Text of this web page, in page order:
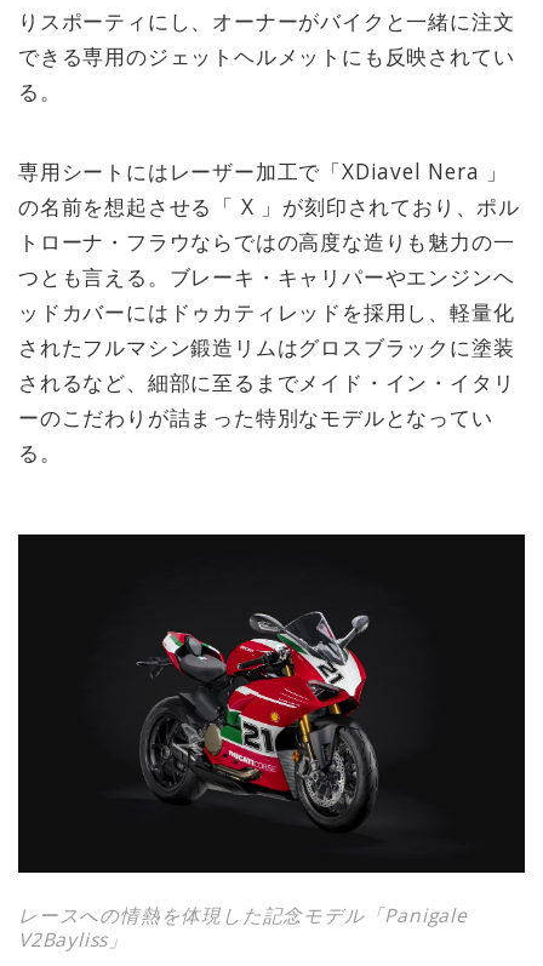
りスポーティにし、オーナーがバイクと一緒に注文
できる専用のジェットヘルメットにも反映されてい
る。
専用シートにはレーザー加工で「XDiavel Nera 」
の名前を想起させる「 X 」が刻印されており、ポル
トローナ・フラウならではの高度な造りも魅力の一
つとも言える。ブレーキ・キャリパーやエンジンヘ
ッドカバーにはドゥカティレッドを採用し、軽量化
されたフルマシン鍛造リムはグロスブラックに塗装
されるなど、細部に至るまでメイド・イン・イタリ
ーのこだわりが詰まった特別なモデルとなってい
る。
レースへの情熱を体現した記念モデル「Panigale
V2Bayliss」